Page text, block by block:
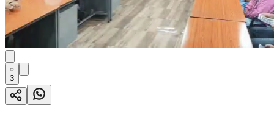
3